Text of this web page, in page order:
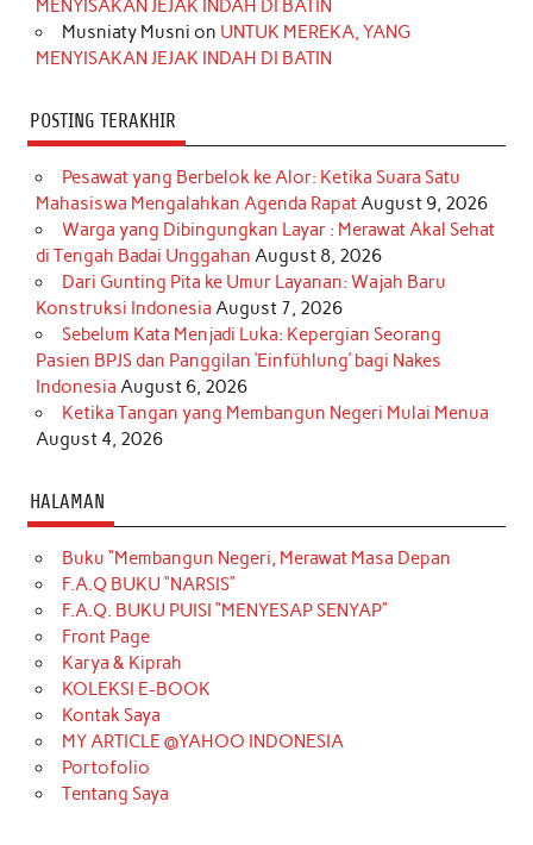
MENYISAKAN JEJAK INDAH DI BATIN
Musniaty Musni on UNTUK MEREKA, YANG
MENYISAKAN JEJAK INDAH DI BATIN
POSTING TERAKHIR
Pesawat yang Berbelok ke Alor: Ketika Suara Satu
Mahasiswa Mengalahkan Agenda RapatAugust 9, 2026
Warga yang Dibingungkan Layar : Merawat Akal Sehat
di Tengah Badai Unggahan August 8, 2026
Dari Gunting Pita ke Umur Layanan: Wajah Baru
Konstruksi Indonesia August 7, 2026
Sebelum Kata Menjadi Luka: Kepergian Seorang
Pasien BPJS dan Panggilan ‘Einfühlung’ bagi Nakes
Indonesia August 6, 2026
Ketika Tangan yang Membangun Negeri Mulai Menua
August 4, 2026
HALAMAN
Buku “Membangun Negeri, Merawat Masa Depan
F.A.Q BUKU “NARSIS”
F.A.Q. BUKU PUISI “MENYESAP SENYAP”
Front Page
Karya & Kiprah
KOLEKSI E-BOOK
Kontak Saya
MY ARTICLE @YAHOO INDONESIA
Portofolio
Tentang Saya